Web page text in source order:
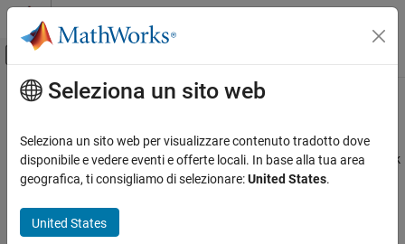
Vai al contenuto
Attiva/disattiva menu di navigazione
Pagina iniziale della documentazione
Embedded Coder
Deployment, Integration, and Supported
Embedded Coder Supported Hardware
Contenuto principale
Block Mask
TheSystem Objectclass supports the creation of widgets in block
mask dialog boxes. To create a block mask for your device driver
Add Description for Users
Seleziona un sito web
Seleziona un sito web per visualizzare contenuto tradotto dove
disponibile e vedere eventi e offerte locali. In base alla tua area
geografica, ti consigliamo di selezionare:United States.
United States